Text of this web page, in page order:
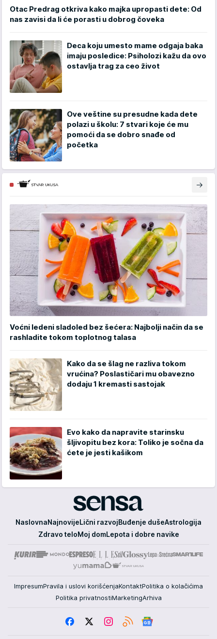
Otac Predrag otkriva kako majka upropasti dete: Od
nas zavisi da li će porasti u dobrog čoveka
Deca koju umesto mame odgaja baka
imaju posledice: Psiholozi kažu da ovo
ostavlja trag za ceo život
Ove veštine su presudne kada dete
polazi u školu: 7 stvari koje će mu
pomoći da se dobro snađe od
početka
Voćni ledeni sladoled bez šećera: Najbolji način da se
rashladite tokom toplotnog talasa
Kako da se šlag ne razliva tokom
vrućina? Poslastičari mu obavezno
dodaju 1 kremasti sastojak
Evo kako da napravite starinsku
šljivopitu bez kora: Toliko je sočna da
ćete je jesti kašikom
Sensa
NaslovnaNajnovijeLični razvojBuđenje dušeAstrologija
Zdravo teloMoj domLepota i dobre navike
ImpresumPravila i uslovi korišćenjaKontaktPolitika o kolačićima
Politika privatnostiMarketingArhiva